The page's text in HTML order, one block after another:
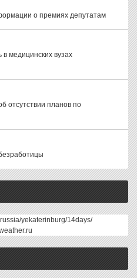
о премиях депутатам
медицинских вузах
отсутствии планов по
yekaterinburg/14days/